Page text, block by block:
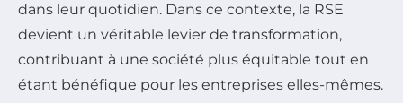
dans leur quotidien. Dans ce contexte, la RSE
devient un véritable levier de transformation,
contribuant à une société plus équitable tout en
étant bénéfique pour les entreprises elles-mêmes.